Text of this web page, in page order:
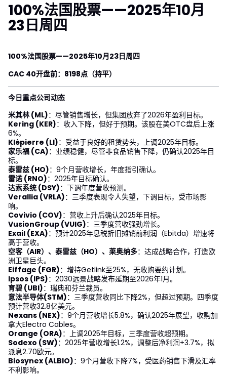
100%法国股票——2025年10月
23日周四
100%法国股票——2025年10月23日周四
CAC 40开盘前：8198点（持平）
今日重点公司动态
米其林 (ML)：尽管销售增长，但集团放弃了2026年盈利目标。
Kering (KER)：收入下降，但好于预期。该股在美OTC盘后上涨
6%。
Klépierre (LI)：受益于良好的租赁势头，上调2025年目标。
家乐福 (CA)：业绩稳健，尽管非食品销售下降，仍确认2025年目
标。
泰雷兹 (HO)：9个月营收增长，年度指引确认。
雷诺 (RNO)：2025年目标确认。
达索系统 (DSY)：下调年度营收预测。
Verallia (VRLA)：三季度表现令人失望，下调目标，受市场影
响。
Covivio (COV)：营收上升后确认2025年目标。
VusionGroup (VUIG)：三季度营收强劲增长。
Exail (EXA)：预计2025年息税折旧摊销前利润（Ebitda）增速将
高于营收。
空客（AIR）、泰雷兹（HO）、莱奥纳多：达成战略合作，打造欧
洲卫星巨头。
Eiffage (FGR)：增持Getlink至25%，无收购要约计划。
Ipsos (IPS)：2030远景战略发布延期至2026年1月。
育碧 (UBI)：瑞典和芬兰裁员。
意法半导体(STM)：三季度营收同比下降2%，但超过预期。四季度
预计营收32.8亿美元。
Nexans (NEX)：9个月营收增长5.8%，确认2025年展望，收购加
拿大Electro Cables。
Orange (ORA)：上调2025年目标，三季度营收超预期。
Sodexo (SW)：2025年营收增长1.2%，调整后净利润+3.7%，拟
派息2.70欧元。
Biosynex (ALBIO)：9个月营收下降7%，受医药销售下滑及汇率
不利影响。